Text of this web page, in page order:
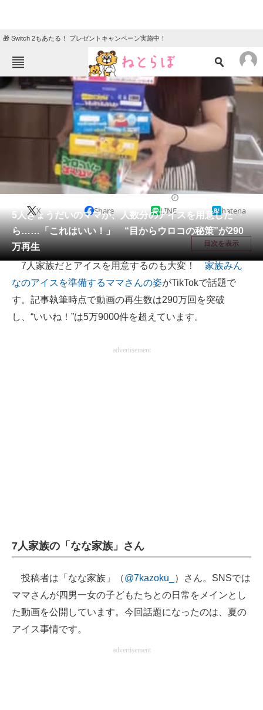
🎁 Switch 2もあたる！ プレゼントキャンペーン実施中！
ねとらぼメニュー
TOP ニュース
クイズ
地域
教育・育児
リサーチ
会員記事
メディア
注目記事を集めた総合ページ
ITの今と未来を見通す
スマホと通信の最新トレンド
企業向けIT製品の総合サイト
製造業のIT導入・活用を支援
モノづくり技術者専門サイト
5人きょうだいのママが、人数分のアイスを用意した
ら……「これはいい！」 “目からウロコの秘策”が290
万再生
X Share LINE hatena
目次を表示
7人家族だとアイスを用意するのも大変！ 家族みん
なのアイスを準備するママさんの姿がTikTokで話題で
す。記事執筆時点で動画の再生数は290万回を突破
し、“いいね！”は5万9000件を超えています。
advertisement
7人家族の「なな家族」さん
投稿者は「なな家族」（@7kazoku_
）さん。SNSでは
ママさんが四男一女の子どもたちとの日常をメインとし
た動画を公開しています。今回話題になったのは、夏の
アイス事情です。
advertisement